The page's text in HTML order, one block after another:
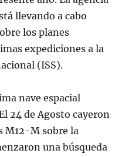
llevando a cabo
los planes
expediciones a la
(ISS).
nave espacial
24 de Agosto cayeron
M12-M sobre la
una búsqueda